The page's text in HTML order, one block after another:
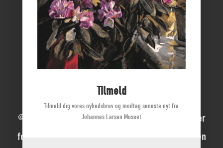
Farvergården
Høkeren
Kerteminde Byhistoriske Arkiv
Dyrehave Mølle
© 2022 Johannes Larsen Museet | Alle rettigheder
forbeholdes | Direktør Mette Ladegaard Thøgersen
Tilmeld
Tilmeld dig vores nyhedsbrev og modtag seneste nyt fra
Johannes Larsen Museet